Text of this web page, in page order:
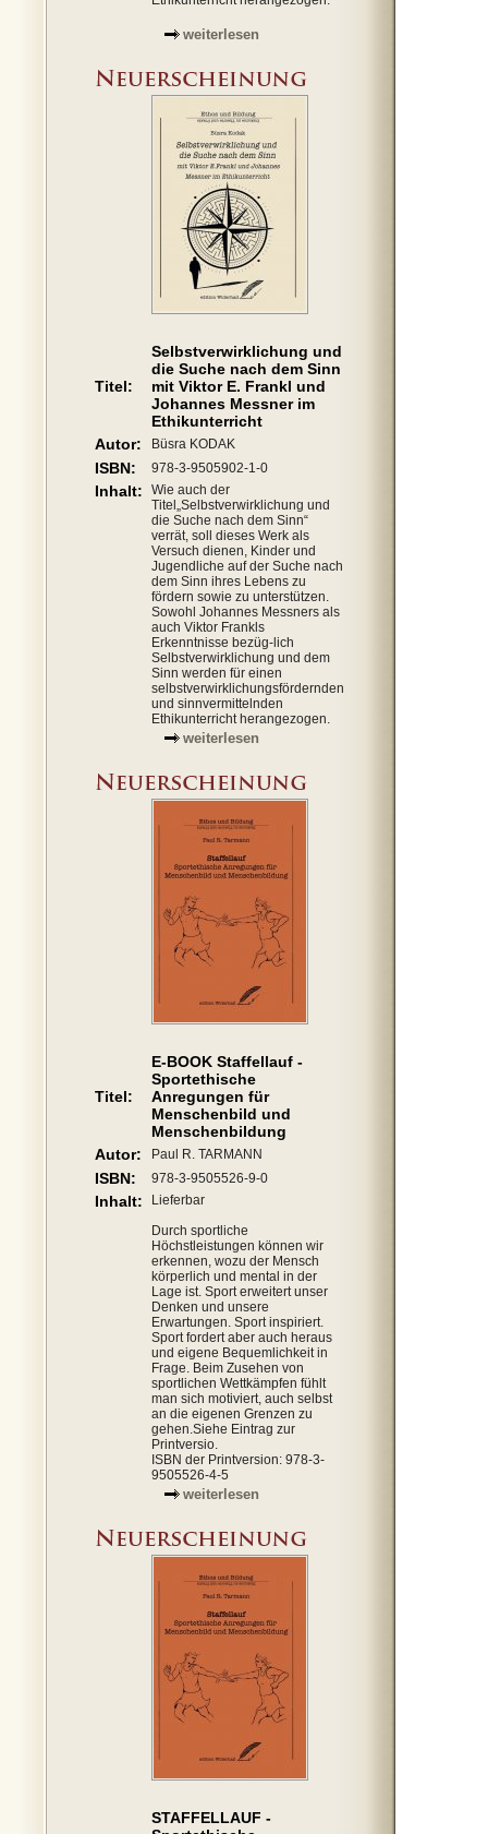
weiterlesen
Titel:
Selbstverwirklichung und
die Suche nach dem Sinn
mit Viktor E. Frankl und
Johannes Messner im
Ethikunterricht
Autor:
Büsra KODAK
ISBN: 978-3-9505902-1-0
Inhalt:
Wie auch der
Titel„Selbstverwirklichung und
die Suche nach dem Sinn“
verrät, soll dieses Werk als
Versuch dienen, Kinder und
Jugendliche auf der Suche nach
dem Sinn ihres Lebens zu
fördern sowie zu unterstützen.
Sowohl Johannes Messners als
auch Viktor Frankls
Erkenntnisse bezüg-lich
Selbstverwirklichung und dem
Sinn werden für einen
selbstverwirklichungsfördernden
und sinnvermittelnden
Ethikunterricht herangezogen.
weiterlesen
Titel:
E-BOOK Staffellauf -
Sportethische
Anregungen für
Menschenbild und
Menschenbildung
Autor:
Paul R. TARMANN
ISBN: 978-3-9505526-9-0
Inhalt:
Lieferbar
Durch sportliche
Höchstleistungen können wir
erkennen, wozu der Mensch
körperlich und mental in der
Lage ist. Sport erweitert unser
Denken und unsere
Erwartungen. Sport inspiriert.
Sport fordert aber auch heraus
und eigene Bequemlichkeit in
Frage. Beim Zusehen von
sportlichen Wettkämpfen fühlt
man sich motiviert, auch selbst
an die eigenen Grenzen zu
gehen.Siehe Eintrag zur
Printversio.
ISBN der Printversion: 978-3-
9505526-4-5
weiterlesen
STAFFELLAUF -